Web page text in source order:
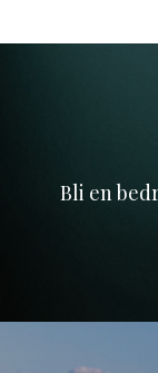
Bli en